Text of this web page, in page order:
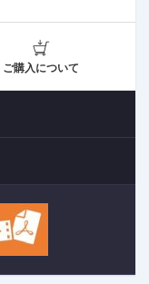
ご購入について